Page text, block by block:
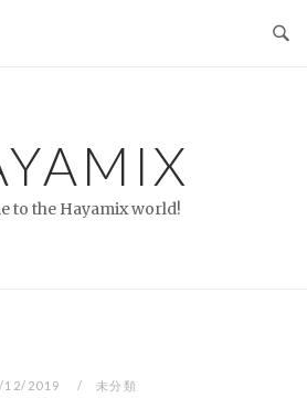
to the Hayamix world!
12/2019 未分類